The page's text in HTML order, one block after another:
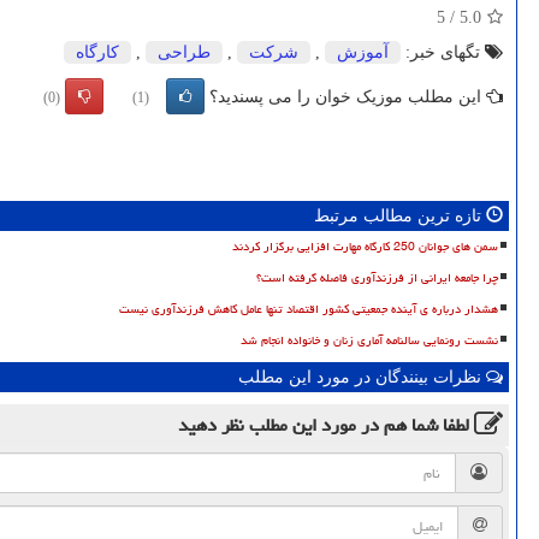
5.0
/
5
تگهای خبر:
آموزش , شركت , طراحی , كارگاه
این مطلب موزیک خوان را می پسندید؟ (1)
(0)
تازه ترین مطالب مرتبط
سمن های جوانان 250 کارگاه مهارت افزایی برگزار کردند
چرا جامعه ایرانی از فرزندآوری فاصله گرفته است؟
هشدار درباره ی آینده جمعیتی کشور اقتصاد تنها عامل کاهش فرزندآوری نیست
نشست رونمایی سالنامه آماری زنان و خانواده انجام شد
نظرات بینندگان در مورد این مطلب
لطفا شما همدر مورد این مطلبنظر دهید